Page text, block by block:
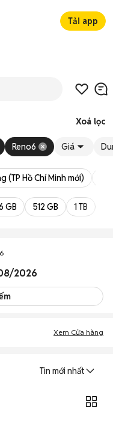
Tải app
Xoá lọc
Reno6 Giá
(TP Hồ Chí Minh mới)
GB 512 GB 1 TB
2026
Xem Cửa hàng
Tin mới nhất